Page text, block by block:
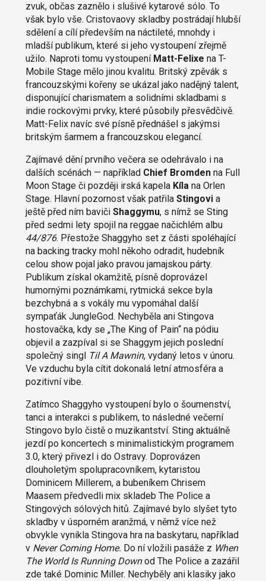
zvuk, občas zaznělo i slušivé kytarové sólo. To
však bylo vše. Cristovaovy skladby postrádají hlubší
sdělení a cílí především na náctileté, mnohdy i
mladší publikum, které si jeho vystoupení zřejmě
užilo. Naproti tomu vystoupení Matt-Felixe na T-
Mobile Stage mělo jinou kvalitu. Britský zpěvák s
francouzskými kořeny se ukázal jako nadějný talent,
disponující charismatem a solidními skladbami s
indie rockovými prvky, které působily přesvědčivě.
Matt-Felix navíc své písně přednášel s jakýmsi
britským šarmem a francouzskou elegancí.
Zajímavé dění prvního večera se odehrávalo i na
dalších scénách — napříkladChief Bromdenna Full
Moon Stage či později irská kapela Kílana Orlen
Stage. Hlavní pozornost však patřila Stingovi a
ještě před ním baviči Shaggymu, s nímž se Sting
před sedmi lety spojil na reggae načichlém albu
44/876. Přestože Shaggyho set z části spoléhající
na backing tracky mohl někoho odradit, hudebník
celou show pojal jako pravou jamajskou párty.
Publikum získal okamžitě, písně doprovázel
humornými poznámkami, rytmická sekce byla
bezchybná a s vokály mu vypomáhal další
sympaťák JungleGod. Nechyběla ani Stingova
hostovačka, kdy se „The King of Pain“ na pódiu
objevil a zazpíval si se Shaggym jejich poslední
společný singl Til A Mawnin, vydaný letos v únoru.
Ve vzduchu byla cítit dokonalá letní atmosféra a
pozitivní vibe.
Zatímco Shaggyho vystoupení bylo o šoumenství,
tanci a interakci s publikem, to následné večerní
Stingovo bylo čistě o muzikantství. Sting aktuálně
jezdí po koncertech s minimalistickým programem
3.0, který přivezl i do Ostravy. Doprovázen
dlouholetým spolupracovníkem, kytaristou
Dominicem Millerem, a bubeníkem Chrisem
Maasem předvedli mix skladeb The Police a
Stingových sólových hitů. Zajímavé bylo slyšet tyto
skladby v úsporném aranžmá, v němž více než
obvykle vynikla Stingova hra na baskytaru, například
v Never Coming Home. Do ní vložili pasáže z When
The World Is Running Downod The Police a zazářil
zde také Dominic Miller. Nechyběly ani klasiky jako